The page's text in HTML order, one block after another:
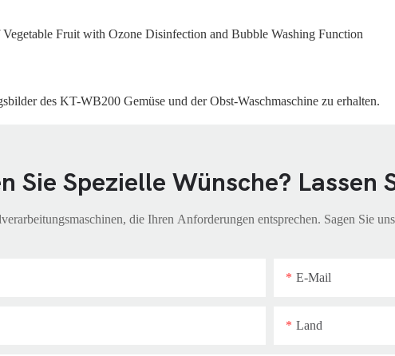
des KT-WB200 Gemüse und der Obst-Waschmaschine zu erhalten.
Sie Spezielle Wünsche? Lassen
die Ihren Anforderungen entsprechen. Sagen Sie
E-Mail
Land